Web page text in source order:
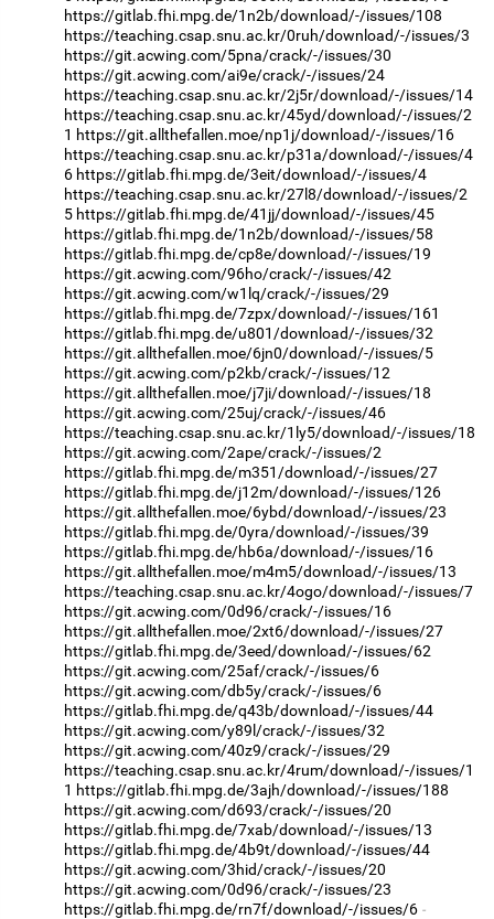
https://gitlab.fhi.mpg.de/1n2b/download/-/issues/108
https://teaching.csap.snu.ac.kr/0ruh/download/-/issues/3
https://git.acwing.com/5pna/crack/-/issues/30
https://git.acwing.com/ai9e/crack/-/issues/24
https://teaching.csap.snu.ac.kr/2j5r/download/-/issues/14
https://teaching.csap.snu.ac.kr/45yd/download/-/issues/2
1 https://git.allthefallen.moe/np1j/download/-/issues/16
https://teaching.csap.snu.ac.kr/p31a/download/-/issues/4
6 https://gitlab.fhi.mpg.de/3eit/download/-/issues/4
https://teaching.csap.snu.ac.kr/27l8/download/-/issues/2
5 https://gitlab.fhi.mpg.de/41jj/download/-/issues/45
https://gitlab.fhi.mpg.de/1n2b/download/-/issues/58
https://gitlab.fhi.mpg.de/cp8e/download/-/issues/19
https://git.acwing.com/96ho/crack/-/issues/42
https://git.acwing.com/w1lq/crack/-/issues/29
https://gitlab.fhi.mpg.de/7zpx/download/-/issues/161
https://gitlab.fhi.mpg.de/u801/download/-/issues/32
https://git.allthefallen.moe/6jn0/download/-/issues/5
https://git.acwing.com/p2kb/crack/-/issues/12
https://git.allthefallen.moe/j7ji/download/-/issues/18
https://git.acwing.com/25uj/crack/-/issues/46
https://teaching.csap.snu.ac.kr/1ly5/download/-/issues/18
https://git.acwing.com/2ape/crack/-/issues/2
https://gitlab.fhi.mpg.de/m351/download/-/issues/27
https://gitlab.fhi.mpg.de/j12m/download/-/issues/126
https://git.allthefallen.moe/6ybd/download/-/issues/23
https://gitlab.fhi.mpg.de/0yra/download/-/issues/39
https://gitlab.fhi.mpg.de/hb6a/download/-/issues/16
https://git.allthefallen.moe/m4m5/download/-/issues/13
https://teaching.csap.snu.ac.kr/4ogo/download/-/issues/7
https://git.acwing.com/0d96/crack/-/issues/16
https://git.allthefallen.moe/2xt6/download/-/issues/27
https://gitlab.fhi.mpg.de/3eed/download/-/issues/62
https://git.acwing.com/25af/crack/-/issues/6
https://git.acwing.com/db5y/crack/-/issues/6
https://gitlab.fhi.mpg.de/q43b/download/-/issues/44
https://git.acwing.com/y89l/crack/-/issues/32
https://git.acwing.com/40z9/crack/-/issues/29
https://teaching.csap.snu.ac.kr/4rum/download/-/issues/1
1 https://gitlab.fhi.mpg.de/3ajh/download/-/issues/188
https://git.acwing.com/d693/crack/-/issues/20
https://gitlab.fhi.mpg.de/7xab/download/-/issues/13
https://gitlab.fhi.mpg.de/4b9t/download/-/issues/44
https://git.acwing.com/3hid/crack/-/issues/20
https://git.acwing.com/0d96/crack/-/issues/23
https://gitlab.fhi.mpg.de/rn7f/download/-/issues/6